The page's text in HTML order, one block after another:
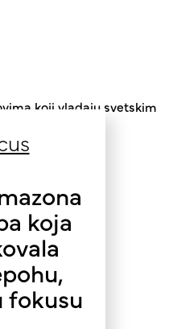
koji vladaju svetskim
inspiraciju.
koja
fokusu